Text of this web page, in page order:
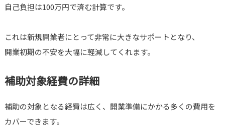
自己負担は100万円で済む計算です。
これは新規開業者にとって非常に大きなサポートとなり、
開業初期の不安を大幅に軽減してくれます。
補助対象経費の詳細
補助の対象となる経費は広く、開業準備にかかる多くの費用を
カバーできます。